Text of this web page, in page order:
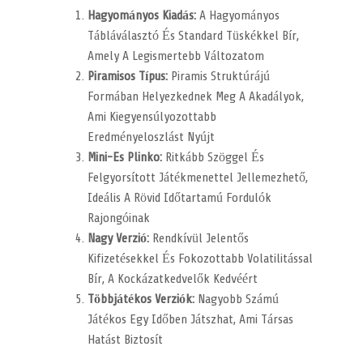
Hagyományos Kiadás:A Hagyományos
Tábláválasztó És Standard Tüskékkel Bír,
Amely A Legismertebb Változatom
Piramisos Típus:Piramis Struktúrájú
Formában Helyezkednek Meg A Akadályok,
Ami Kiegyensúlyozottabb
Eredményeloszlást Nyújt
Mini-Es Plinko:Ritkább Szöggel És
Felgyorsított Játékmenettel Jellemezhető,
Ideális A Rövid Időtartamú Fordulók
Rajongóinak
Nagy Verzió:Rendkívül Jelentős
Kifizetésekkel És Fokozottabb Volatilitással
Bír, A Kockázatkedvelők Kedvéért
Többjátékos Verziók:Nagyobb Számú
Játékos Egy Időben Játszhat, Ami Társas
Hatást Biztosít